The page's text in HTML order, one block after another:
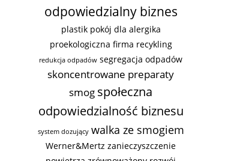
odpowiedzialny biznes
plastik pokój dla alergika
proekologiczna firma recykling
redukcja odpadów segregacja odpadów
skoncentrowane preparaty
smog społeczna
odpowiedzialność biznesu
system dozujący walka ze smogiem
Werner&Mertz zanieczyszczenie